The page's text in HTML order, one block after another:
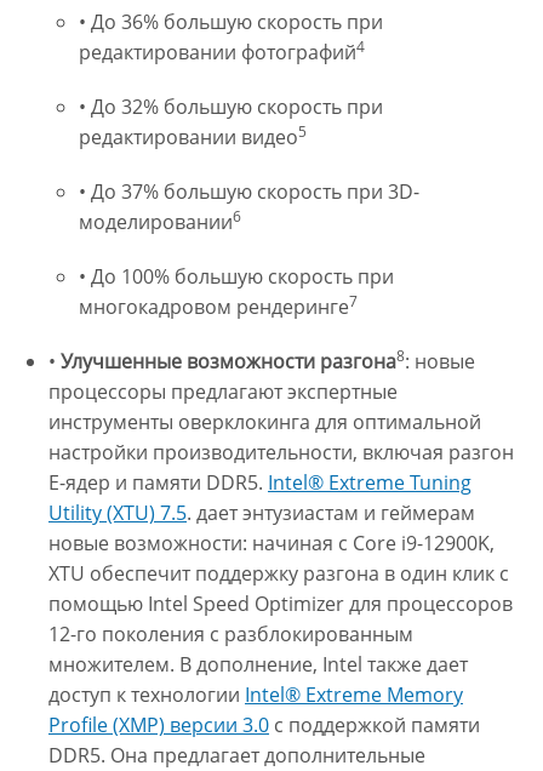
• До 36% большую скорость при
редактировании фотографий4
• До 32% большую скорость при
редактировании видео5
• До 37% большую скорость при 3D-
моделировании6
• До 100% большую скорость при
многокадровом рендеринге7
• Улучшенные возможности разгона8: новые
процессоры предлагают экспертные
инструменты оверклокинга для оптимальной
настройки производительности, включая разгон
E-ядер и памяти DDR5. Intel® Extreme Tuning
Utility (XTU) 7.5. дает энтузиастам и геймерам
новые возможности: начиная с Core i9-12900K,
XTU обеспечит поддержку разгона в один клик с
помощью Intel Speed Optimizer для процессоров
12-го поколения с разблокированным
множителем. В дополнение, Intel также дает
доступ к технологии Intel® Extreme Memory
Profile (XMP) версии 3.0 с поддержкой памяти
DDR5. Она предлагает дополнительные